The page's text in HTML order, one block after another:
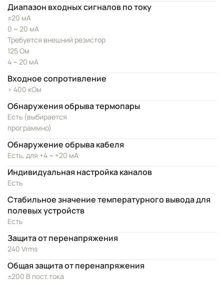
Диапазон входных сигналов по току
±20 мА
0 ~ 20 мА
Требуется внешний резистор
125 Ом
4 ~ 20 мА
Входное сопротивление
> 400 кОм
Обнаружения обрыва термопары
Есть (выбирается
программно)
Обнаружение обрыва кабеля
Есть, для +4 ~ +20 мА
Индивидуальная настройка каналов
Есть
Стабильное значение температурного вывода для
полевых устройств
Есть
Защита от перенапряжения
240 Vrms
Общая защита от перенапряжения
±200 В пост.тока